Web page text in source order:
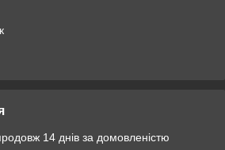
14 днів за домовленістю